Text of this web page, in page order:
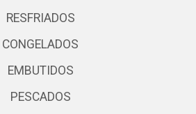
RESFRIADOS
CONGELADOS
EMBUTIDOS
PESCADOS